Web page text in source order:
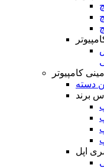
مینی کامپیوتر
دسته
برند
اپل